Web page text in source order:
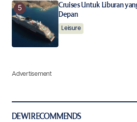
Cruises Untuk Liburan
Depan
Leisure
Advertisement
DEWI RECOMMENDS